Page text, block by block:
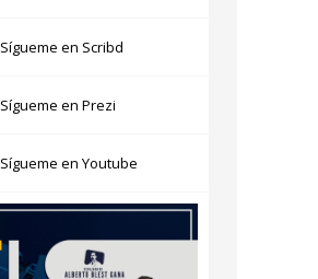
Sígueme en Scribd
Sígueme en Prezi
Sígueme en Youtube